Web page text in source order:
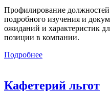
Профилирование
подробного изучения и
ожиданий и характеристик
позиции в компании.
Подробнее
Кафетерий льгот